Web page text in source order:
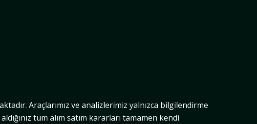
Araçlarımız ve analizlerimiz yalnızca bilgilendirme
tüm alım satım kararları tamamen kendi